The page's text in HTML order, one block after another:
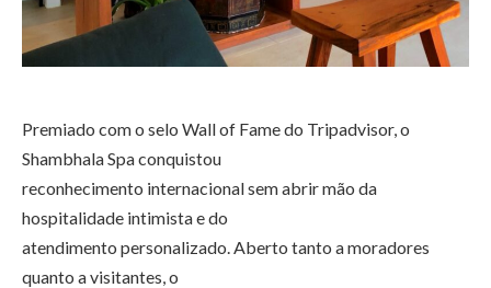
Premiado com o selo Wall of Fame do Tripadvisor, o
Shambhala Spa conquistou
reconhecimento internacional sem abrir mão da
hospitalidade intimista e do
atendimento personalizado. Aberto tanto a moradores
quanto a visitantes, o